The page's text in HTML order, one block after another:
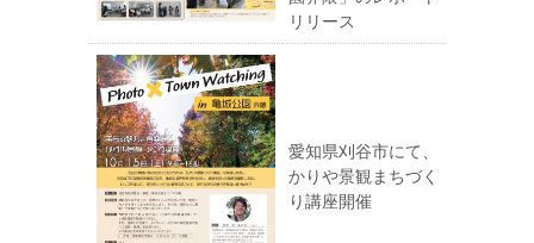
リリース
愛知県刈谷市にて、
かりや景観まちづく
り講座開催